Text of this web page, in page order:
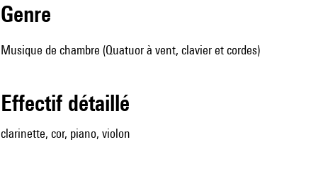
genre
Musique de chambre (Quatuor à vent, clavier et cordes)
effectif détaillé
clarinette, cor, piano, violon